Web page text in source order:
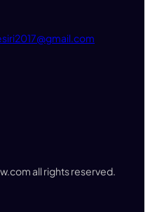
all rights reserved.